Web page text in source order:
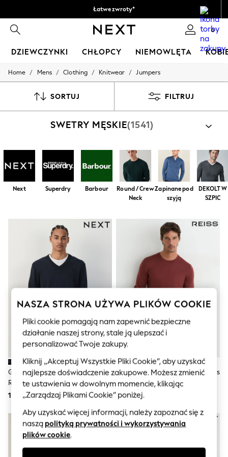
Łatwe zwroty*
0
DZIEWCZYNKI CHŁOPCY NIEMOWLĘTA
HOLIDAY SHOP
All Swimwear
Beach Dresses & Kaftans
Jumpsuits & Playsuits
Linen Collection
Sandals
Shorts
Tops & T-Shirts
Sunglasses
Men's Holiday Shop
All Swimwear
Accessories
Bags & Luggage
Hats
Linen Collection
Loafers
Polo Shirts
Sandals & Flipflops
Shirts
Shorts
Sunglasses
T-Shirts
Vests
Boys Holiday Shop
All swimwear
Sun Hats & Caps
Polo Shirts
Rash Vests
Home / Mens / Clothing / Knitwear / Jumpers
SORTUJ FILTRUJ
SWETRY MĘSKIE(1541)
Next Superdry Barbour
Round / Crew
Neck
Zapinane pod
szyją
DEKOLT W
SZPIC
Granatowy - Dekolt W Szpic -
Regular Fit Cotton Rich Jumper
133 zł
Czerwony Rooibos - Sweter Reiss
Wessex Z Wełny Merino Z
Okrągłym Dekoltem
735 zł
NASZA STRONA UŻYWA PLIKÓW COOKIE
Pliki cookie pomagają nam zapewnić bezpieczne
działanie naszej strony, stale ją ulepszać i
personalizować Twoje zakupy.
Kliknij „Akceptuj Wszystkie Pliki Cookie”, aby uzyskać
najlepsze doświadczenie zakupowe. Możesz zmienić
te ustawienia w dowolnym momencie, klikając
„Zarządzaj Plikami Cookie” poniżej.
Aby uzyskać więcej informacji, należy zapoznać się z
naszą polityką prywatności i wykorzystywania
plików cookie.